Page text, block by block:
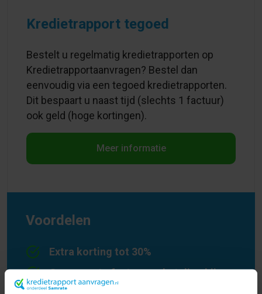
Kredietrapport tegoed
Bestelt u regelmatig kredietrapporten op
Kredietrapportaanvragen? Bestel dan
eenvoudig via een tegoed kredietrapporten.
Dit bespaart u naast tijd (slechts 1 factuur)
ook geld (hoge kortingen).
Meer informatie
Voordelen
Extra korting tot 30%
Geen aparte factuur en betaling bij
iedere bestelling